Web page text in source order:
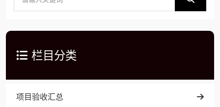
栏目分类
项目验收汇总